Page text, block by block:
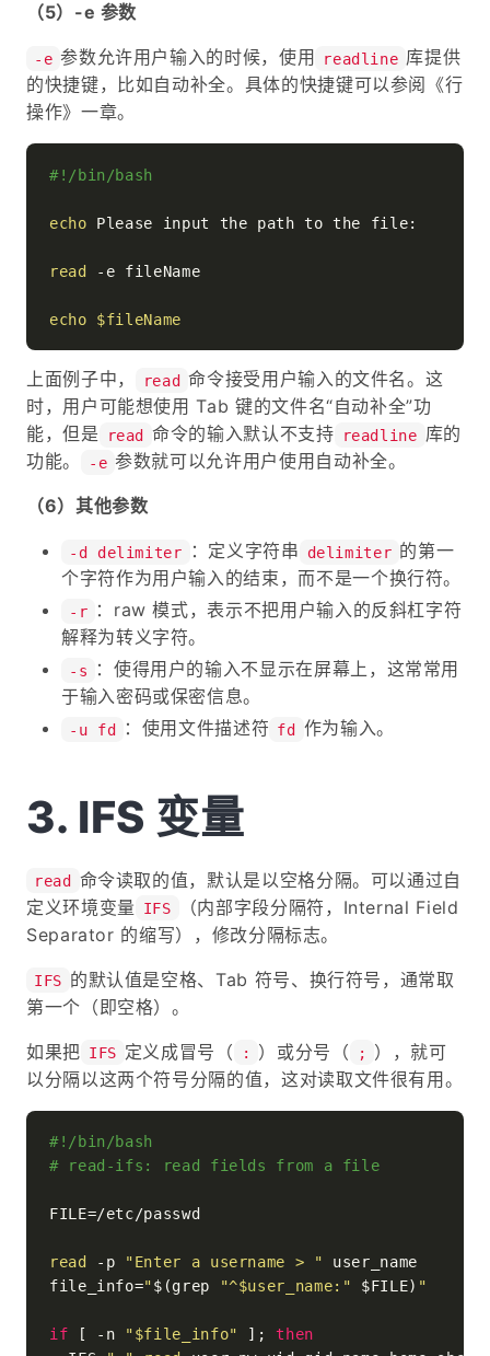
（5）-e 参数
-e 参数允许用户输入的时候，使用 readline 库提供
的快捷键，比如自动补全。具体的快捷键可以参阅《行
操作》一章。
#!/bin/bash
echo Please input the path to the file:
read -e fileName
echo $fileName
上面例子中， read 命令接受用户输入的文件名。这
时，用户可能想使用 Tab 键的文件名“自动补全”功
能，但是
read 命令的输入默认不支持 readline 库的
功能。
-e 参数就可以允许用户使用自动补全。
（6）其他参数
-d delimiter ：定义字符串 delimiter 的第一
个字符作为用户输入的结束，而不是一个换行符。
-r
：raw 模式，表示不把用户输入的反斜杠字符
解释为转义字符。
-s
：使得用户的输入不显示在屏幕上，这常常用
于输入密码或保密信息。
-u fd ：使用文件描述符 fd 作为输入。
IFS 变量
read
命令读取的值，默认是以空格分隔。可以通过自
定义环境变量
IFS
（内部字段分隔符，Internal Field
Separator 的缩写），修改分隔标志。
IFS 的默认值是空格、Tab 符号、换行符号，通常取
第一个（即空格）。
如果把 IFS 定义成冒号（ : ）或分号（ ;
），就可
以分隔以这两个符号分隔的值，这对读取文件很有用。
#!/bin/bash
# read-ifs: read fields from a file
FILE=/etc/passwd
read -p "Enter a username > " user_name
file_info="$(grep "^$user_name:" $FILE) "
if [ -n "$file_info" ]; then